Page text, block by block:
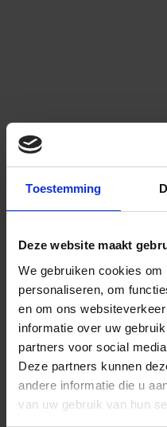
Toestemming
Deze website maakt
We gebruiken cookies
personaliseren, om
en om ons
informatie over uw
partners voor social
Deze partners kunnen
andere informatie die u
van uw gebruik van hun